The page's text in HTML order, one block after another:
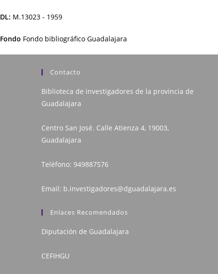
DL: M.13023 - 1959
Fondo Fondo bibliográfico Guadalajara
Contacto
Biblioteca de investigadores de la provincia de
Guadalajara
Centro San José. Calle Atienza 4, 19003,
Guadalajara
Teléfono: 949887576
Email: b.investigadores@dguadalajara.es
Enlaces Recomendados
Diputación de Guadalajara
CEFIHGU